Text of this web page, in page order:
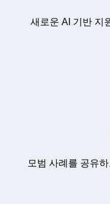
새로운 AI 기반 지
모범 사례를 공유